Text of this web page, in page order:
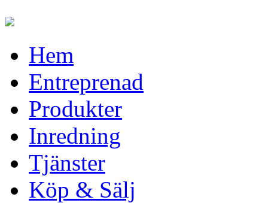
Hem
Entreprenad
Produkter
Inredning
Tjänster
Köp & Sälj